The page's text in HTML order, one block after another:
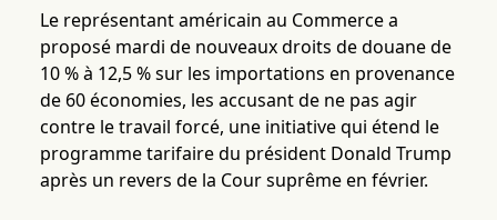
Le représentant américain au Commerce a
proposé mardi de nouveaux droits de douane de
10 % à 12,5 % sur les importations en provenance
de 60 économies, les accusant de ne pas agir
contre le travail forcé, une initiative qui étend le
programme tarifaire du président Donald Trump
après un revers de la Cour suprême en février.